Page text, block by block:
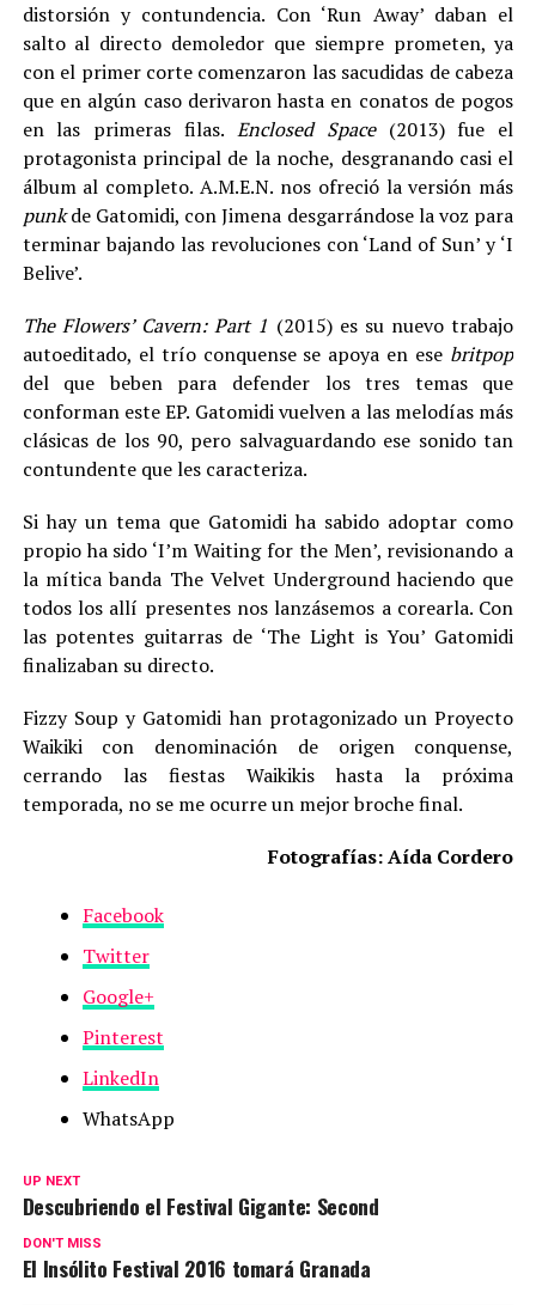
distorsión y contundencia. Con ‘Run Away’ daban el
salto al directo demoledor que siempre prometen, ya
con el primer corte comenzaron las sacudidas de cabeza
que en algún caso derivaron hasta en conatos de pogos
en las primeras filas. Enclosed Space (2013) fue el
protagonista principal de la noche, desgranando casi el
álbum al completo. A.M.E.N. nos ofreció la versión más
punkde Gatomidi, con Jimena desgarrándose la voz para
terminar bajando las revoluciones con ‘Land of Sun’ y ‘I
Belive’.
The Flowers’ Cavern: Part 1 (2015) es su nuevo trabajo
autoeditado, el trío conquense se apoya en ese britpop
del que beben para defender los tres temas que
conforman este EP. Gatomidi vuelven a las melodías más
clásicas de los 90, pero salvaguardando ese sonido tan
contundente que les caracteriza.
Si hay un tema que Gatomidi ha sabido adoptar como
propio ha sido ‘I’m Waiting for the Men’, revisionando a
la mítica banda The Velvet Underground haciendo que
todos los allí presentes nos lanzásemos a corearla. Con
las potentes guitarras de ‘The Light is You’ Gatomidi
finalizaban su directo.
Fizzy Soup y Gatomidi han protagonizado un Proyecto
Waikiki con denominación de origen conquense,
cerrando las fiestas Waikikis hasta la próxima
temporada, no se me ocurre un mejor broche final.
Fotografías: Aída Cordero
Facebook
Twitter
Google+
Pinterest
LinkedIn
WhatsApp
UP NEXT
Descubriendo el Festival Gigante: Second
DON'T MISS
El Insólito Festival 2016 tomará Granada